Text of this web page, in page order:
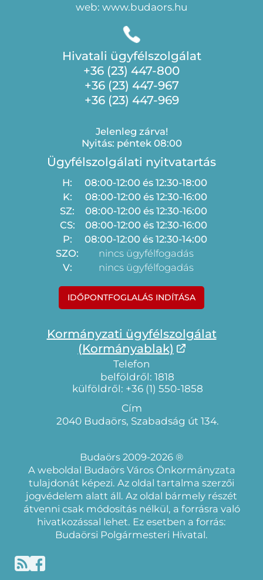
web: www.budaors.hu
Hivatali ügyfélszolgálat
+36 (23) 447-800
+36 (23) 447-967
+36 (23) 447-969
Jelenleg zárva!
Nyitás: péntek 08:00
Ügyfélszolgálati nyitvatartás
H:
08:00-12:00 és 12:30-18:00
K:
08:00-12:00 és 12:30-16:00
SZ:
08:00-12:00 és 12:30-16:00
CS:
08:00-12:00 és 12:30-16:00
P:
08:00-12:00 és 12:30-14:00
SZO:
nincs ügyfélfogadás
V:
nincs ügyfélfogadás
IDŐPONTFOGLALÁS INDÍTÁSA
Kormányzati ügyfélszolgálat
(Kormányablak)
Telefon
belföldről: 1818
külföldről: +36 (1) 550-1858
Cím
2040 Budaörs, Szabadság út 134.
Budaörs 2009-2026 ®
A weboldal Budaörs Város Önkormányzata
tulajdonát képezi. Az oldal tartalma szerzői
jogvédelem alatt áll. Az oldal bármely részét
átvenni csak módosítás nélkül, a forrásra való
hivatkozással lehet. Ez esetben a forrás:
Budaörsi Polgármesteri Hivatal.